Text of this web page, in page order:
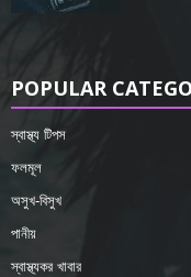
POPULAR
স্বাস্থ্য টিপস
ফলমূল
অসুখ-বিসুখ
পানীয়
স্বাস্থ্যকর খাবার